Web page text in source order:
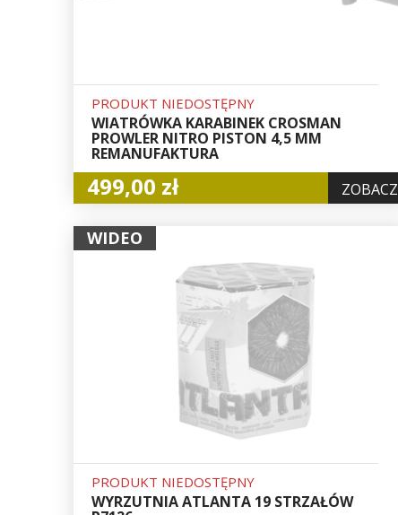
PRODUKT NIEDOSTĘPNY
WIATRÓWKA KARABINEK CROSMAN
PROWLER NITRO PISTON 4,5 MM
REMANUFAKTURA
499,00 zł ZOBACZ
WIDEO
PRODUKT NIEDOSTĘPNY
WYRZUTNIA ATLANTA 19 STRZAŁÓW